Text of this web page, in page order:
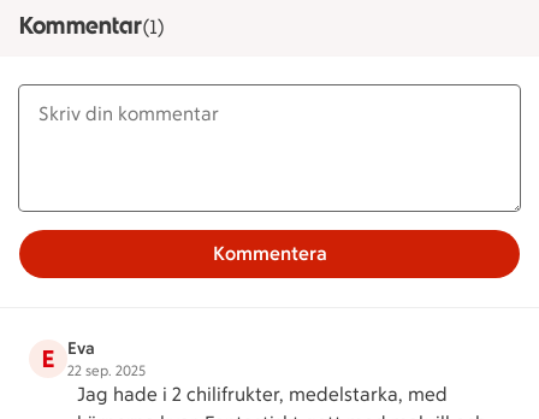
Kommentar(1)
Kommentera
E Eva
22 sep. 2025
Jag hade i 2 chilifrukter, medelstarka, med